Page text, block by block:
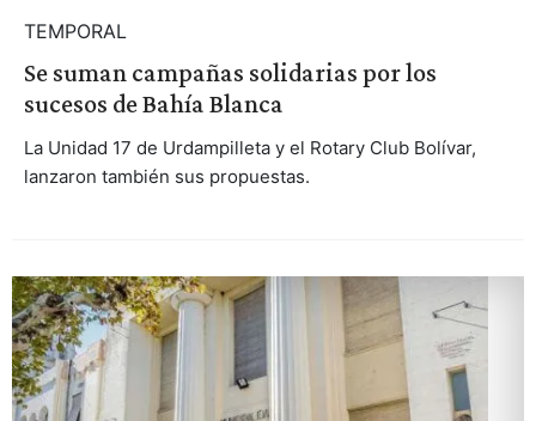
TEMPORAL
Se suman campañas solidarias por los
sucesos de Bahía Blanca
La Unidad 17 de Urdampilleta y el Rotary Club Bolívar,
lanzaron también sus propuestas.